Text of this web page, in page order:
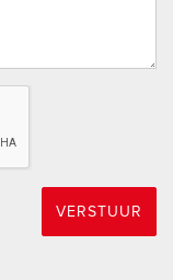
direct gelegen
en strandje.
een tenniscomplex,
en
VERSTUUR